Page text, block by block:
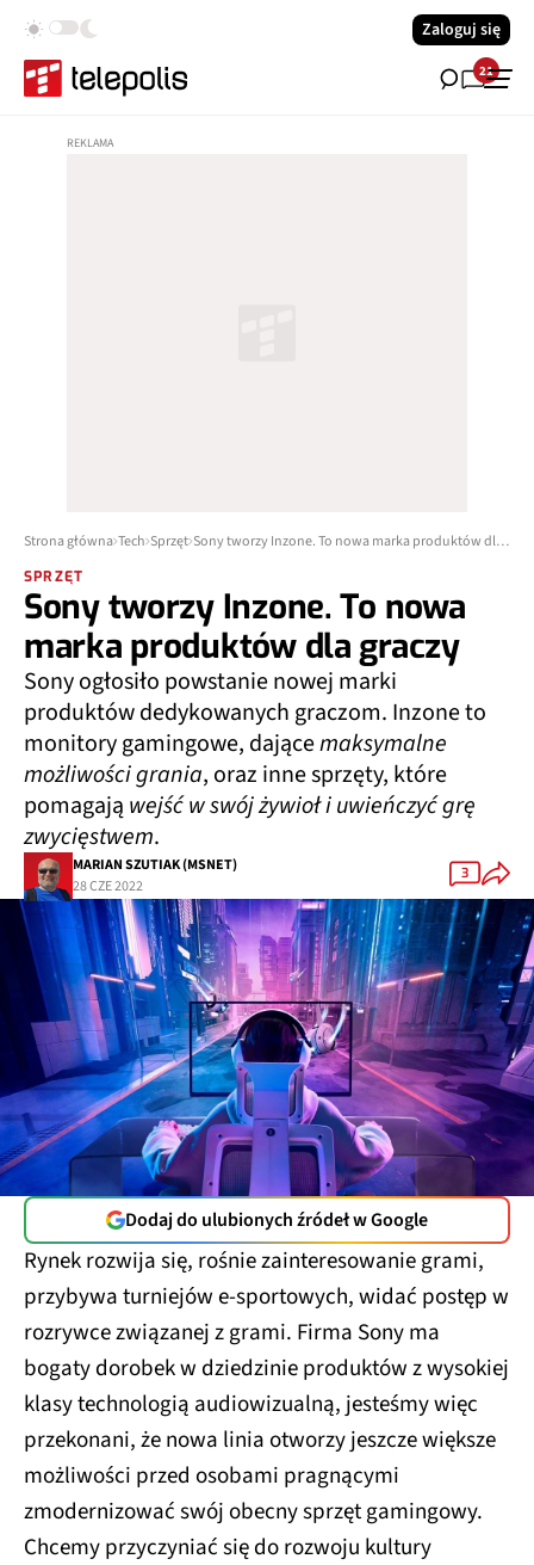
Zaloguj się
21
Strona główna Tech Sprzęt Sony tworzy Inzone. To nowa marka produktów dla graczy
SPRZĘT
Sony tworzy Inzone. To nowa
marka produktów dla graczy
Sony ogłosiło powstanie nowej marki
produktów dedykowanych graczom. Inzone to
monitory gamingowe, dającemaksymalne
możliwości grania, oraz inne sprzęty, które
pomagają wejść w swój żywioł i uwieńczyć grę
zwycięstwem.
MARIAN SZUTIAK (MSNET)
28 CZE 2022
3
Dodaj do ulubionych źródeł w Google
Rynek rozwija się, rośnie zainteresowanie grami,
przybywa turniejów e-sportowych, widać postęp w
rozrywce związanej z grami. Firma Sony ma
bogaty dorobek w dziedzinie produktów z wysokiej
klasy technologią audiowizualną, jesteśmy więc
przekonani, że nowa linia otworzy jeszcze większe
możliwości przed osobami pragnącymi
zmodernizować swój obecny sprzęt gamingowy.
Chcemy przyczyniać się do rozwoju kultury